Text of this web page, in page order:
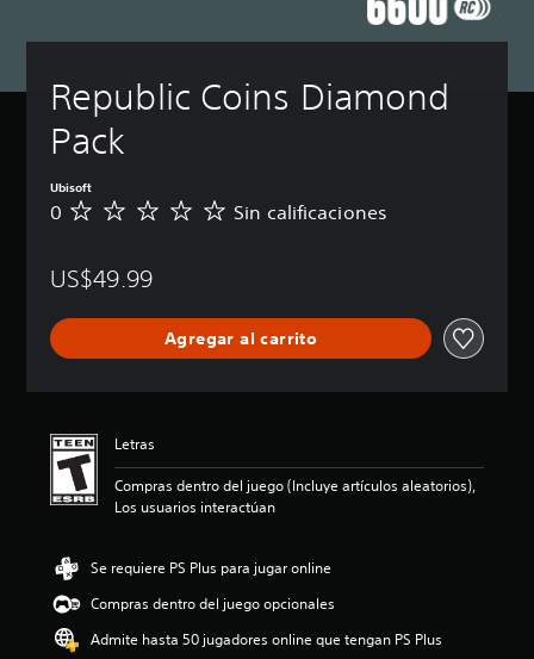
Republic Coins Diamond
Pack
Ubisoft
S
c
i
c
o
0 Sin calificaciones
US$49.99
Agregar al carrito
Letras
Compras dentro del juego (Incluye artículos aleatorios),
Los usuarios interactúan
Se requiere PS Plus para jugar online
Compras dentro del juego opcionales
Admite hasta 50 jugadores online que tengan PS Plus